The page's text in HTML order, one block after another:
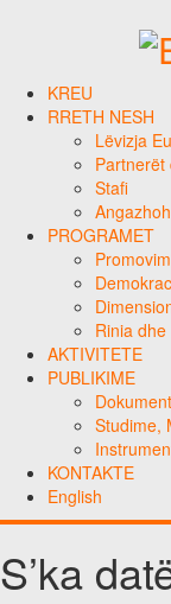
KREU
RRETH NESH
Lëvizja
Stafi
PROGRAMET
Rinia
AKTIVITETE
PUBLIKIME
Studime,
KONTAKTE
English
S’ka